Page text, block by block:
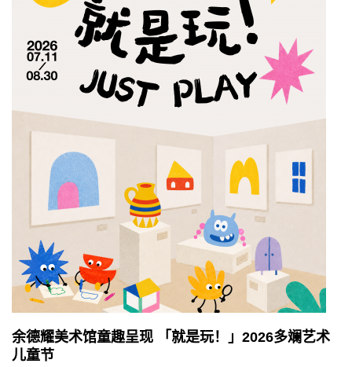
余德耀美术馆童趣呈现 「就是玩！」2026多斓艺术
儿童节